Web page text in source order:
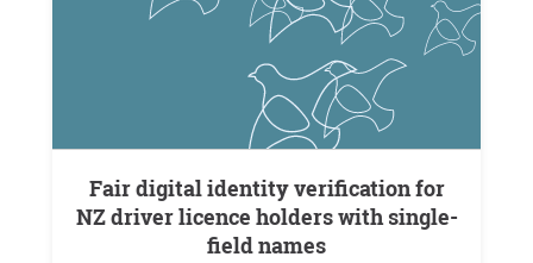
Fair digital identity verification for
NZ driver licence holders with single-
field names